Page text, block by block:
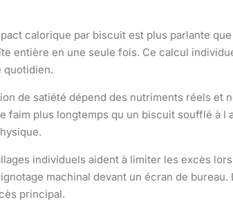
calorique par biscuit est plus parlante
entière en une seule fois. Ce calcul
quotidien.
de satiété dépend des nutriments réels et
faim plus longtemps qu un biscuit soufflé à l
individuels aident à limiter les excès
machinal devant un écran de
principal.